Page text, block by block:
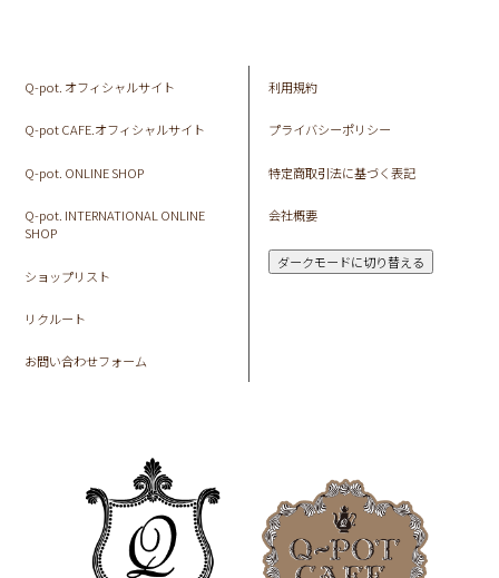
Q-pot. オフィシャルサイト
Q-pot CAFE.オフィシャルサイト
Q-pot. ONLINE SHOP
Q-pot. INTERNATIONAL ONLINE
SHOP
ショップリスト
リクルート
お問い合わせフォーム
利用規約
プライバシーポリシー
特定商取引法に基づく表記
会社概要
ダークモードに切り替える